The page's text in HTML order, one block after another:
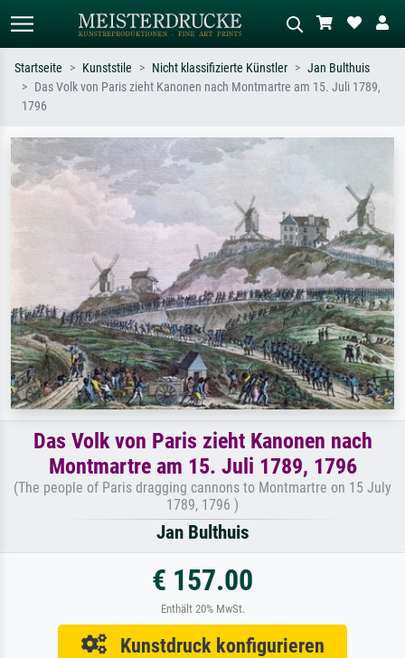
oder Stilen – z.B. Monet,
Sternennacht, Impressionismus, Welle
Hokusai, Akt.
Wiese, Abstrakt mit viel Rot, Dunkles
Ölgemälde, Stehender Akt neben einem
Startseite Kunststile Nicht klassifizierte Künstler
Jan Bulthuis
Das Volk von Paris zieht Kanonen nach Montmartre am 15. Juli 1789,
1796
Das Volk von Paris zieht Kanonen nach
Montmartre am 15. Juli 1789, 1796
(The people of Paris dragging cannons to Montmartre on 15 July
1789, 1796 )
Jan Bulthuis
€ 157.00
Enthält 20% MwSt.
Kunstdruck konfigurieren